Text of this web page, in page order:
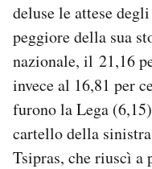
deluse le attese
peggiore della sua
nazionale, il 21,16
invece al 16,81 per
furono la Lega
cartello della
Tsipras, che riuscì a